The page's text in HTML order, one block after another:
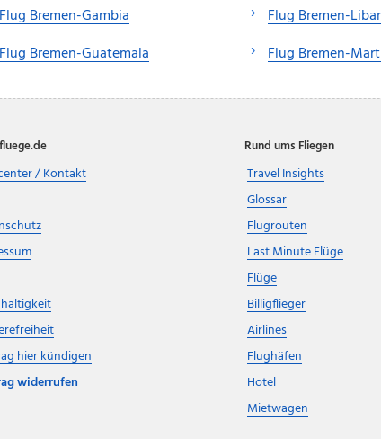
Flug Bremen-Gambia
Flug Bremen-Guatemala
Flug Bremen-
Flug Bremen-